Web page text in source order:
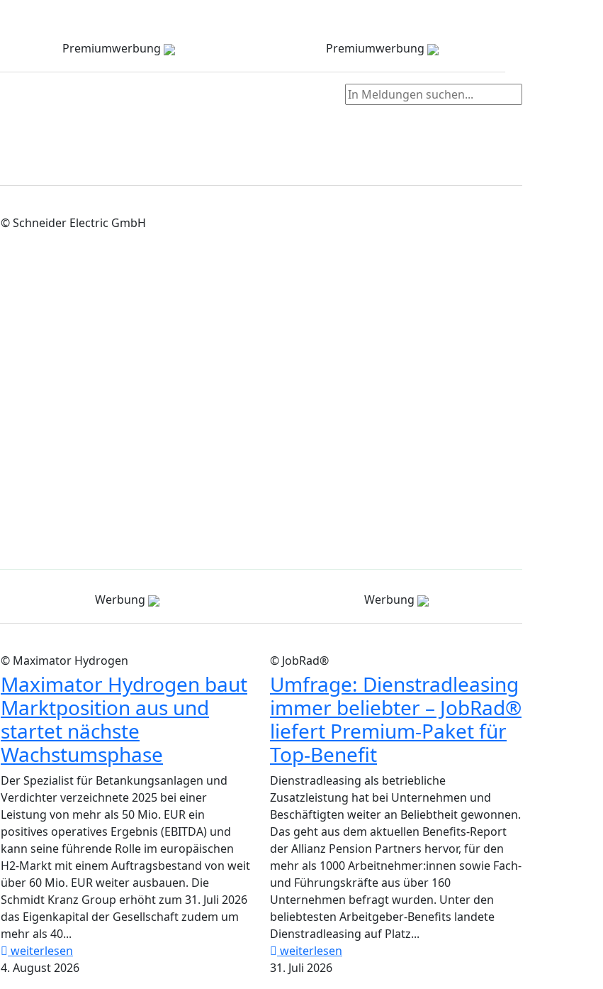
Premiumwerbung Premiumwerbung
© Schneider Electric GmbH
Werbung Werbung
© Maximator Hydrogen
Maximator Hydrogen baut
Marktposition aus und
startet nächste
Wachstumsphase
Der Spezialist für Betankungsanlagen und
Verdichter verzeichnete 2025 bei einer
Leistung von mehr als 50 Mio. EUR ein
positives operatives Ergebnis (EBITDA) und
kann seine führende Rolle im europäischen
H2-Markt mit einem Auftragsbestand von weit
über 60 Mio. EUR weiter ausbauen. Die
Schmidt Kranz Group erhöht zum 31. Juli 2026
das Eigenkapital der Gesellschaft zudem um
mehr als 40...
weiterlesen
4. August 2026
© JobRad®
Umfrage: Dienstradleasing
immer beliebter – JobRad®
liefert Premium-Paket für
Top-Benefit
Dienstradleasing als betriebliche
Zusatzleistung hat bei Unternehmen und
Beschäftigten weiter an Beliebtheit gewonnen.
Das geht aus dem aktuellen Benefits-Report
der Allianz Pension Partners hervor, für den
mehr als 1000 Arbeitnehmer:innen sowie Fach-
und Führungskräfte aus über 160
Unternehmen befragt wurden. Unter den
beliebtesten Arbeitgeber-Benefits landete
Dienstradleasing auf Platz...
weiterlesen
31. Juli 2026